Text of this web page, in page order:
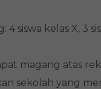
siswa kelas X, 3
magang atas
sekolah yang